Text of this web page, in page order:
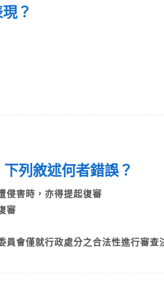
現？
下列敘述何者錯誤？
侵害時，亦得提起復審
審
會僅就行政處分之合法性進行審查